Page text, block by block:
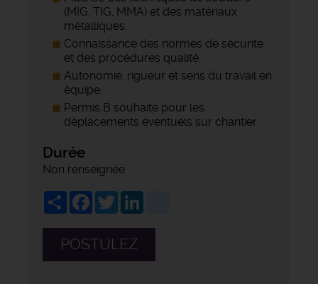
(MIG, TIG, MMA) et des matériaux
métalliques.
Connaissance des normes de sécurité
et des procédures qualité.
Autonomie, rigueur et sens du travail en
équipe.
Permis B souhaité pour les
déplacements éventuels sur chantier.
Durée
Non renseignée
ShareFacebook
Twitter
POSTULEZ